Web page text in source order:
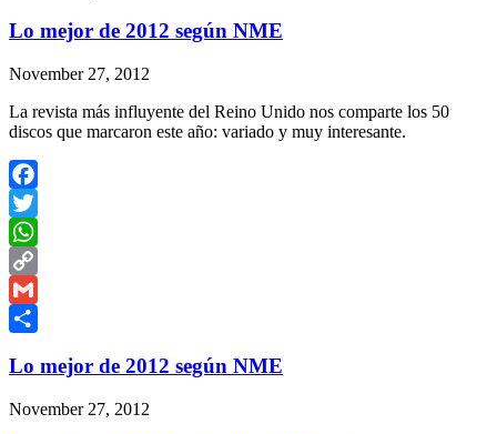
Lo mejor de 2012 según NME
November 27, 2012
La revista más influyente del Reino Unido nos comparte los 50
discos que marcaron este año: variado y muy interesante.
Facebook
Twitter
WhatsApp
Copy
Link
Gmail
Lo mejor de 2012 según NME
November 27, 2012